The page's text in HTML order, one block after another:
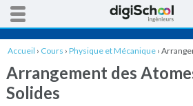
Accueil › Cours › Physique et Mécanique ›
Arrangement des
Solides